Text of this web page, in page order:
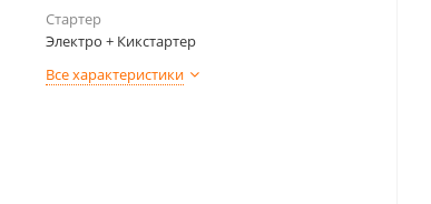
Стартер
Электро + Кикстартер
Все характеристики